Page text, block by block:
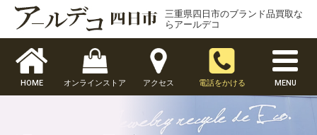
三重県四日市のブランド品買取な
らアールデコ
HOME オンラインストア アクセス 電話をかける MENU